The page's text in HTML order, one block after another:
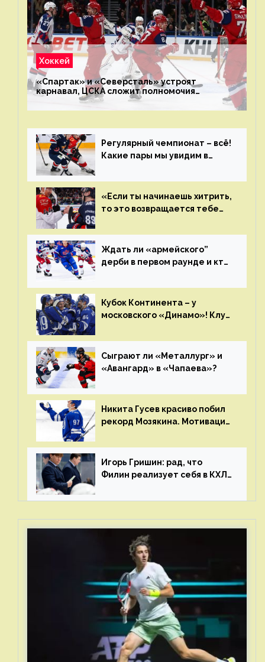
Хоккей
«Спартак» и «Северсталь» устроят
карнавал, ЦСКА сложит полномочия
чемпиона. Превью первого раунда плей-офф
на Западе
Регулярный чемпионат – всё!
Какие пары мы увидим в
«Если ты начинаешь хитрить,
то это возвращается тебе
Ждать ли «армейского”
дерби в первом раунде и кто
Главные интриги последнего
дня «регулярки” КХЛ
Кубок Континента – у
московского «Динамо»! Клуб
сезон
Сыграют ли «Металлург» и
«Авангард» в «Чапаева»?
Никита Гусев красиво побил
рекорд Мозякина. Мотивации
много
Игорь Гришин: рад, что
Филин реализует себя в КХЛ
стали загонять его в рамки